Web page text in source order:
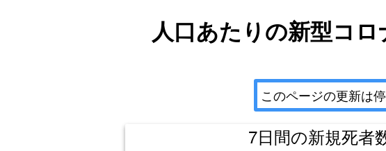
人口あたりの新型コ
このページの更新は
7日間の新規死者